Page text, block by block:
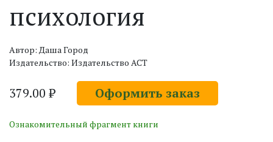
психология
Автор: Даша Город
Издательство: Издательство АСТ
379.00 ₽ Оформить заказ
Ознакомительный фрагмент книги